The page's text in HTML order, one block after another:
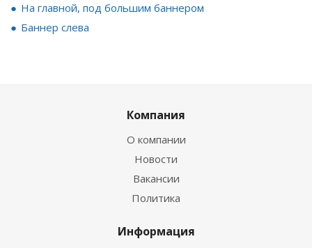
На главной, под большим баннером
Баннер слева
Компания
О компании
Новости
Вакансии
Политика
Информация